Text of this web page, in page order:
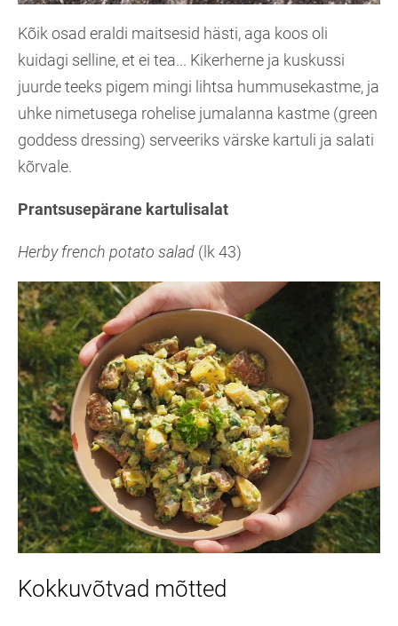
Kõik osad eraldi maitsesid hästi, aga koos oli
kuidagi selline, et ei tea... Kikerherne ja kuskussi
juurde teeks pigem mingi lihtsa hummusekastme, ja
uhke nimetusega rohelise jumalanna kastme (green
goddess dressing) serveeriks värske kartuli ja salati
kõrvale.
Prantsusepärane kartulisalat
Herby french potato salad (lk 43)
Kokkuvõtvad mõtted